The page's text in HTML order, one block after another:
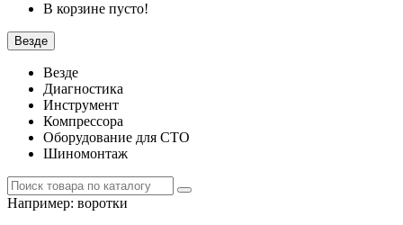
В корзине пусто!
Везде
Везде
Диагностика
Инструмент
Компрессора
Оборудование для СТО
Шиномонтаж
Например: воротки